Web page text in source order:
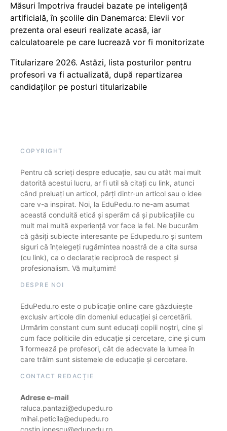
Măsuri împotriva fraudei bazate pe inteligență
artificială, în școlile din Danemarca: Elevii vor
prezenta oral eseuri realizate acasă, iar
calculatoarele pe care lucrează vor fi monitorizate
Titularizare 2026. Astăzi, lista posturilor pentru
profesori va fi actualizată, după repartizarea
candidaților pe posturi titularizabile
COPYRIGHT
Pentru că scrieți despre educație, sau cu atât mai mult
datorită acestui lucru, ar fi util să citați cu link, atunci
când preluați un articol, părți dintr-un articol sau o idee
care v-a inspirat. Noi, la EduPedu.ro ne-am asumat
această conduită etică și sperăm că și publicațiile cu
mult mai multă experiență vor face la fel. Ne bucurăm
că găsiți subiecte interesante pe Edupedu.ro și suntem
siguri că înțelegeți rugămintea noastră de a cita sursa
(cu link), ca o declarație reciprocă de respect și
profesionalism. Vă mulțumim!
DESPRE NOI
EduPedu.ro este o publicație online care găzduiește
exclusiv articole din domeniul educației și cercetării.
Urmărim constant cum sunt educați copiii noștri, cine și
cum face politicile din educație și cercetare, cine și cum
îi formează pe profesori, cât de adecvate la lumea în
care trăim sunt sistemele de educație și cercetare.
CONTACT REDACȚIE
Adrese e-mail
raluca.pantazi@edupedu.ro
mihai.peticila@edupedu.ro
costin.ionescu@edupedu.ro